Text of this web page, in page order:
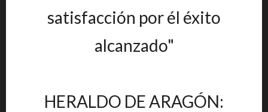
satisfacción por él éxito
alcanzado"
HERALDO DE ARAGÓN: